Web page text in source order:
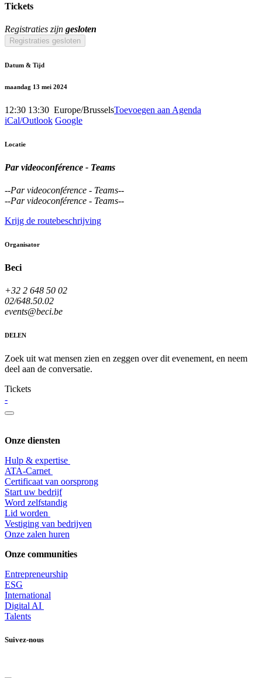
Tickets
Registraties zijn gesloten
Registraties gesloten
Datum & Tijd
maandag 13 mei 2024
12:30 13:30 Europe/BrusselsToevoegen aan Agenda
iCal/Outlook Google
Locatie
Par videoconférence - Teams
--Par videoconférence - Teams--
--Par videoconférence - Teams--
Krijg de routebeschrijving
Organisator
Beci
+32 2 648 50 02
02/648.50.02
events@beci.be
DELEN
Zoek uit wat mensen zien en zeggen over dit evenement, en neem
deel aan de conversatie.
Tickets
-
Onze diensten
Hulp & expertise
​ATA-Carnet
Certificaat van oorsprong
Start uw bedrijf
Word zelfstandig
Lid worden
​Vestiging van bedrijven
Onze zalen huren
Onze communities
Entrepreneurship
ESG
International
Digital AI
Talents
Suivez-nous